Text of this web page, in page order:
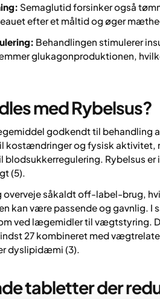
Semaglutid forsinker også
efter et måltid og øger
Behandlingen stimulerer
glukagonproduktionen,
med Rybelsus?
godkendt til behandling
kostændringer og fysisk aktivitet,
Rybelsus
(5).
såkaldt off-label-brug,
kan være passende og gavnlig.
ved lægemidler til vægtstyring.
27 kombineret med
dyslipidæmi (3).
tabletter der